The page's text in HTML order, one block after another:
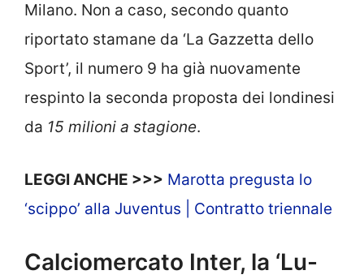
Milano. Non a caso, secondo quanto
riportato stamane da ‘La Gazzetta dello
Sport’, il numero 9 ha già nuovamente
respinto la seconda proposta dei londinesi
da 15 milioni a stagione.
LEGGI ANCHE >>> Marotta pregusta lo
‘scippo’ alla Juventus | Contratto triennale
Calciomercato Inter, la ‘Lu-